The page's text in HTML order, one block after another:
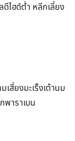
ไฮด์ต่ำ หลีกเลี่ยง
เสี่ยงมะเร็งเต้านม
าราเบน